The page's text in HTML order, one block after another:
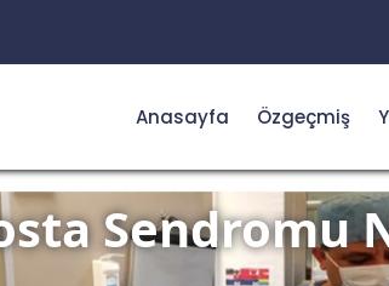
Anasayfa Özgeçmiş
Sendromu